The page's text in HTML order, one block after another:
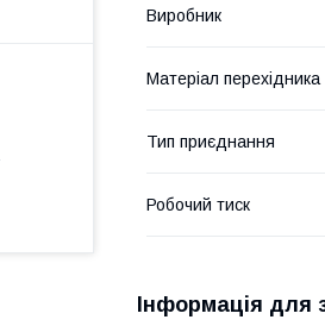
Виробник
Матеріал перехідника
Тип приєднання
Робочий тиск
Інформація для